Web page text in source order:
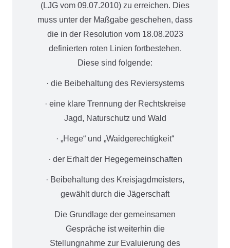
(LJG vom 09.07.2010) zu erreichen. Dies
muss unter der Maßgabe geschehen, dass
die in der Resolution vom 18.08.2023
definierten roten Linien fortbestehen.
Diese sind folgende:
· die Beibehaltung des Reviersystems
· eine klare Trennung der Rechtskreise
Jagd, Naturschutz und Wald
· „Hege“ und „Waidgerechtigkeit“
· der Erhalt der Hegegemeinschaften
· Beibehaltung des Kreisjagdmeisters,
gewählt durch die Jägerschaft
Die Grundlage der gemeinsamen
Gespräche ist weiterhin die
Stellungnahme zur Evaluierung des